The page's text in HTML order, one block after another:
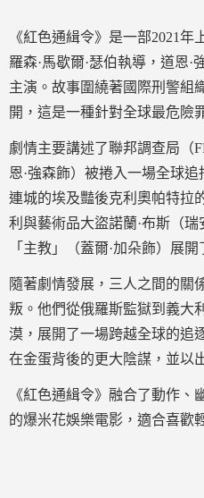
《紅色通緝令》是一部2021
羅森·馬歇爾·瑟伯執導，道恩·
主演。故事圍繞著國際刑警組
開，這是一種針對全球最危險
劇情主要講述了聯邦調查局（
恩·強森飾）被捲入一場全球
連城的埃及豔後克利奧帕特拉
利與藝術品大盜諾蘭·布斯（
「主教」（蓋爾·加朵飾）展
隨著劇情發展，三人之間的關
叛。他們從俄羅斯監獄到義大
漠，展開了一場跨越全球的追
在金蛋背後的更大陰謀，並以
《紅色通緝令》融合了動作、
的爆米花娛樂電影，適合喜歡